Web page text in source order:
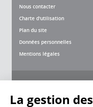
Nous contacter
Charte d'utilisation
Plan du site
Données personnelles
Mentions légales
La gestion des